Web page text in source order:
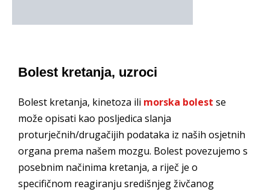
Bolest kretanja, uzroci
Bolest kretanja, kinetoza ili morska bolest se
može opisati kao posljedica slanja
proturječnih/drugačijih podataka iz naših osjetnih
organa prema našem mozgu. Bolest povezujemo s
posebnim načinima kretanja, a riječ je o
specifičnom reagiranju središnjeg živčanog